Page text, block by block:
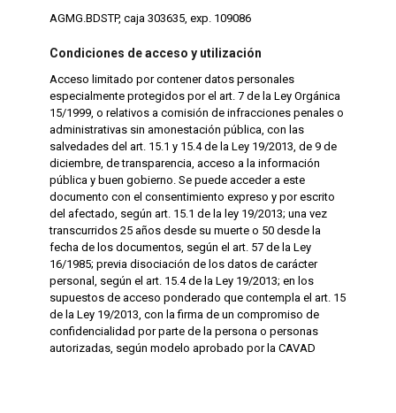
AGMG.BDSTP, caja 303635, exp. 109086
Condiciones de acceso y utilización
Acceso limitado por contener datos personales
especialmente protegidos por el art. 7 de la Ley Orgánica
15/1999, o relativos a comisión de infracciones penales o
administrativas sin amonestación pública, con las
salvedades del art. 15.1 y 15.4 de la Ley 19/2013, de 9 de
diciembre, de transparencia, acceso a la información
pública y buen gobierno. Se puede acceder a este
documento con el consentimiento expreso y por escrito
del afectado, según art. 15.1 de la ley 19/2013; una vez
transcurridos 25 años desde su muerte o 50 desde la
fecha de los documentos, según el art. 57 de la Ley
16/1985; previa disociación de los datos de carácter
personal, según el art. 15.4 de la Ley 19/2013; en los
supuestos de acceso ponderado que contempla el art. 15
de la Ley 19/2013, con la firma de un compromiso de
confidencialidad por parte de la persona o personas
autorizadas, según modelo aprobado por la CAVAD